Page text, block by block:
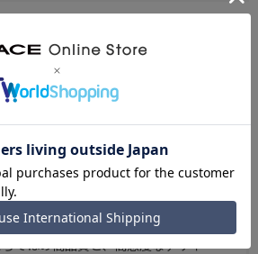
ジブランド。北海道・赤平工場で作
ではの高品質と、高感度なデザイ